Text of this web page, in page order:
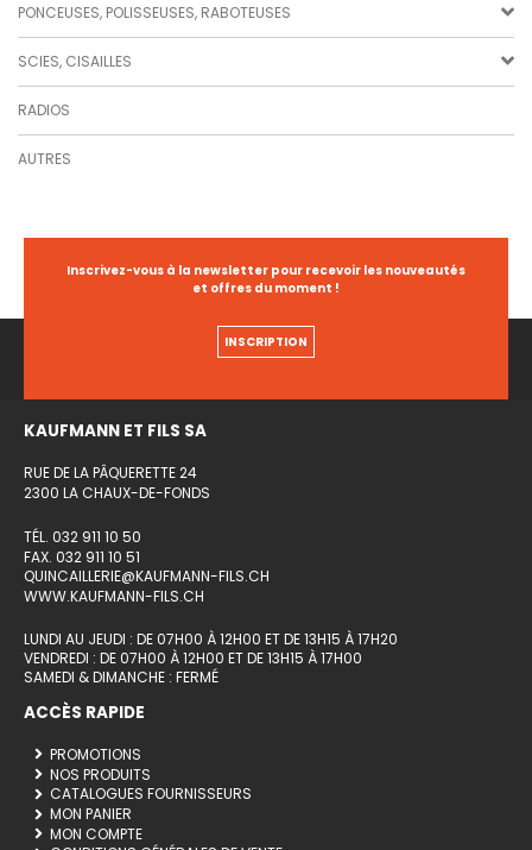
PONCEUSES, POLISSEUSES, RABOTEUSES
SCIES, CISAILLES
RADIOS
AUTRES
Inscrivez-vous à la newsletter pour recevoir les nouveautés
et offres du moment !
INSCRIPTION
KAUFMANN ET FILS SA
RUE DE LA PÂQUERETTE 24
2300 LA CHAUX-DE-FONDS
TÉL. 032 911 10 50
FAX. 032 911 10 51
QUINCAILLERIE@KAUFMANN-FILS.CH
WWW.KAUFMANN-FILS.CH
LUNDI AU JEUDI : DE 07H00 À 12H00 ET DE 13H15 À 17H20
VENDREDI : DE 07H00 À 12H00 ET DE 13H15 À 17H00
SAMEDI & DIMANCHE : FERMÉ
ACCÈS RAPIDE
PROMOTIONS
NOS PRODUITS
CATALOGUES FOURNISSEURS
MON PANIER
MON COMPTE